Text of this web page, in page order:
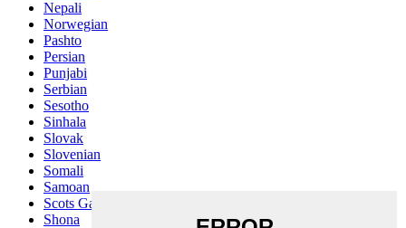
Nepali
Norwegian
Pashto
Persian
Punjabi
Serbian
Sesotho
Sinhala
Slovak
Slovenian
Somali
Samoan
Scots Gaelic
Shona